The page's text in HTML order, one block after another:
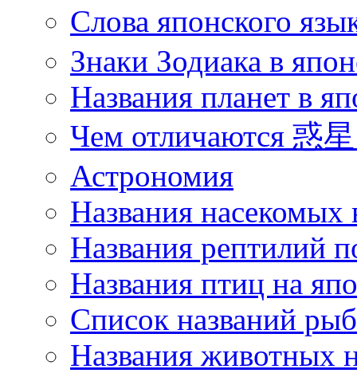
Слова японского
Знаки Зодиака в
Названия планет в
Чем отличаются 惑
Астрономия
Названия насекомых
Названия рептилий
Названия птиц на
Список названий
Названия животных